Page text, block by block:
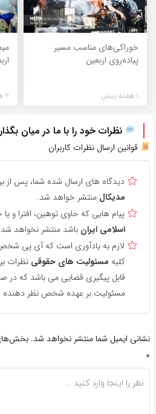
خوراکی‌های مناسب مسیر
پیاده‌روی اربعین
1 هفته پیش 2 هفته پیش
نظرات خود را با ما در میان
قوانین ارسال نظرات کاربران
دیدگاه های ارسال شده شما، پس از
مدیکال منتشر خواهد شد.
پیام هایی که حاوی توهین، افترا و
اسلامی ایران باشد منتشر نخواهد
لازم به یادآوری است که آی پی
کلیه مسئولیت های حقوقی نظرات
قابل پیگیری قضایی می باشد که در
مسئولیت بر عهده شخص نظر دهنده
نشانی ایمیل شما منتشر نخواهد شد. بخش‌های
*